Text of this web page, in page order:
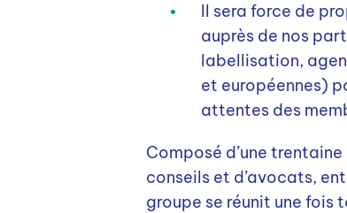
Il sera force de
auprès de nos
labellisation,
et européennes)
attentes des
Composé d’une
conseils et d’avocats,
groupe se réunit une fois